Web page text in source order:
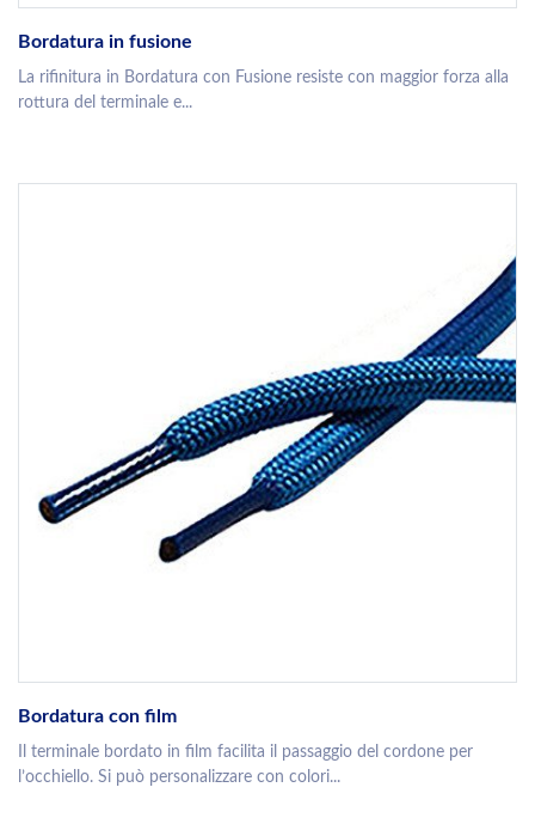
Bordatura in fusione
La rifinitura in Bordatura con Fusione resiste con maggior forza alla
rottura del terminale e...
Bordatura con film
Il terminale bordato in film facilita il passaggio del cordone per
l’occhiello. Si può personalizzare con colori...